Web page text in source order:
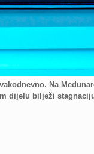
Na
dijelu bilježi